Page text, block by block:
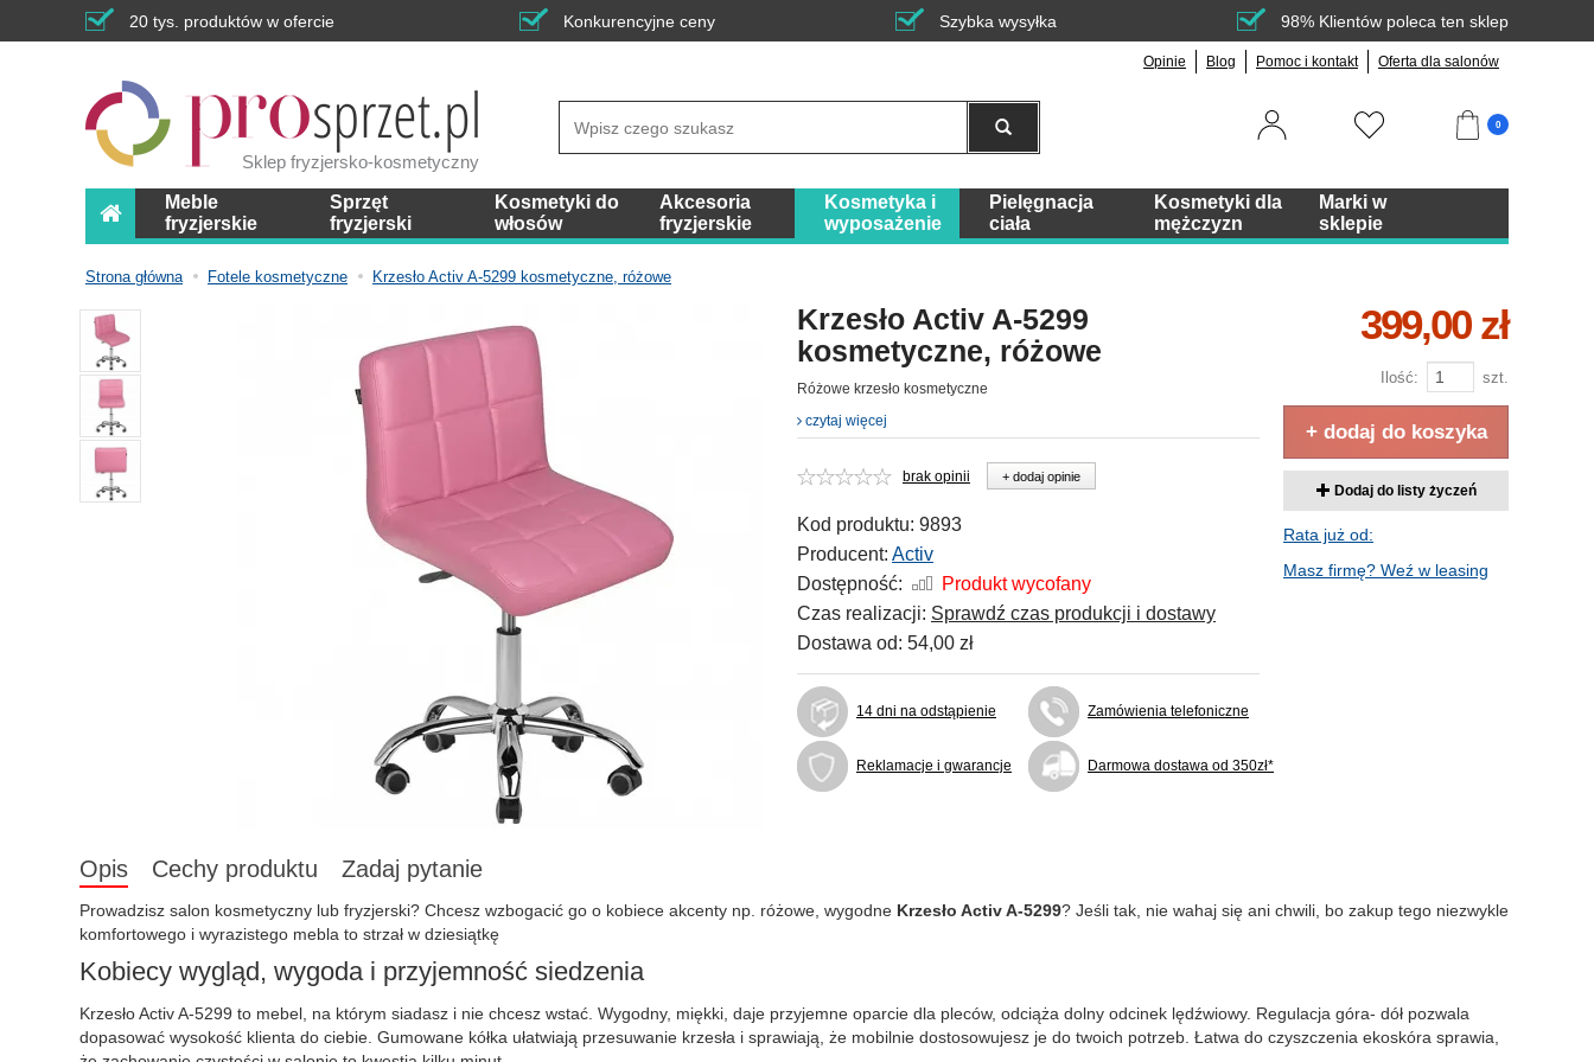
20 tys. produktów w ofercie Konkurencyjne ceny Szybka wysyłka 98% Klientów poleca ten sklep
Opinie Blog Pomoc i kontakt Oferta dla salonów
Sklep fryzjersko-kosmetyczny
0
Meble
fryzjerskie
Sprzęt
fryzjerski
Kosmetyki do
włosów
Akcesoria
fryzjerskie
Kosmetyka i
wyposażenie
Pielęgnacja
ciała
Kosmetyki dla
mężczyzn
Marki w
sklepie
Strona główna Fotele kosmetyczne Krzesło Activ A-5299 kosmetyczne, różowe
Krzesło Activ A-5299
kosmetyczne, różowe
Różowe krzesło kosmetyczne
czytaj więcej
brak opinii + dodaj opinie
Kod produktu: 9893
Producent: Activ
Dostępność:
Produkt wycofany
Czas realizacji: Sprawdź czas produkcji i dostawy
Dostawa od: 54,00 zł
14 dni na odstąpienie Zamówienia telefoniczne
Reklamacje i gwarancje Darmowa dostawa od 350zł*
399,00 zł
Ilość: szt.
+ dodaj do koszyka
Dodaj do listy życzeń
Rata już od:
Masz firmę? Weź w leasing
Opis Cechy produktu Zadaj pytanie
Prowadzisz salon kosmetyczny lub fryzjerski? Chcesz wzbogacić go o kobiece akcenty np. różowe, wygodne Krzesło Activ A-5299? Jeśli tak, nie wahaj się ani chwili, bo zakup tego niezwykle
komfortowego i wyrazistego mebla to strzał w dziesiątkę
Kobiecy wygląd, wygoda i przyjemność siedzenia
Krzesło Activ A-5299 to mebel, na którym siadasz i nie chcesz wstać. Wygodny, miękki, daje przyjemne oparcie dla pleców, odciąża dolny odcinek lędźwiowy. Regulacja góra- dół pozwala
dopasować wysokość klienta do ciebie. Gumowane kółka ułatwiają przesuwanie krzesła i sprawiają, że mobilnie dostosowujesz je do twoich potrzeb. Łatwa do czyszczenia ekoskóra sprawia,